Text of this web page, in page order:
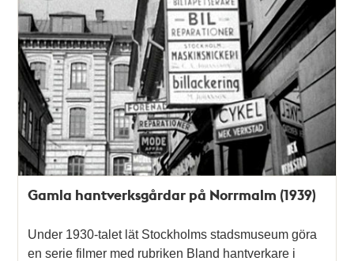
Gamla hantverksgårdar på Norrmalm (1939)
Under 1930-talet lät Stockholms stadsmuseum göra
en serie filmer med rubriken Bland hantverkare i